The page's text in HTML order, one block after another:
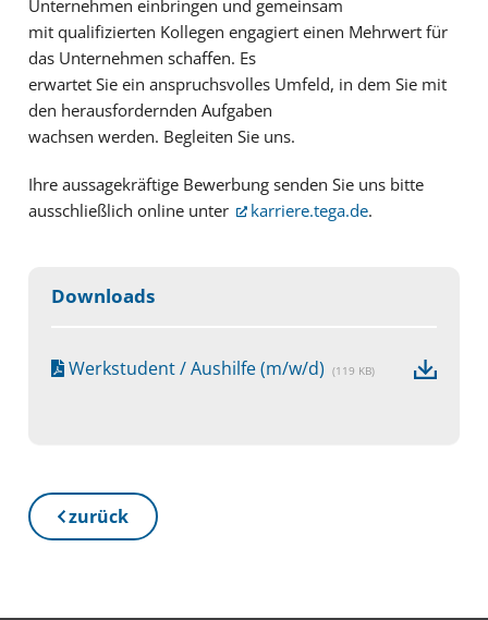
Unternehmen einbringen und gemeinsam
mit qualifizierten Kollegen engagiert einen Mehrwert für
das Unternehmen schaffen. Es
erwartet Sie ein anspruchsvolles Umfeld, in dem Sie mit
den herausfordernden Aufgaben
wachsen werden. Begleiten Sie uns.
Ihre aussagekräftige Bewerbung senden Sie uns bitte
ausschließlich online unter
karriere.tega.de.
Downloads
Werkstudent / Aushilfe (m/w/d) (119 KB)
zurück